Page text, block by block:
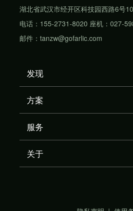
湖北省武汉市经开区科技园西路6号
电话：155-2731-8020 座机：027-
邮件：tanzw@gofarlic.com
发现
方案
服务
关于